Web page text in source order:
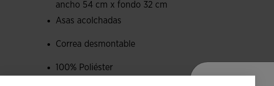
ancho 54 cm x fondo 32 cm
Asas acolchadas
Correa desmontable
100% Poliéster